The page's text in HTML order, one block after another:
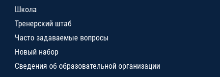
Школа
Тренерский штаб
Часто задаваемые вопросы
Новый набор
Сведения об образовательной организации